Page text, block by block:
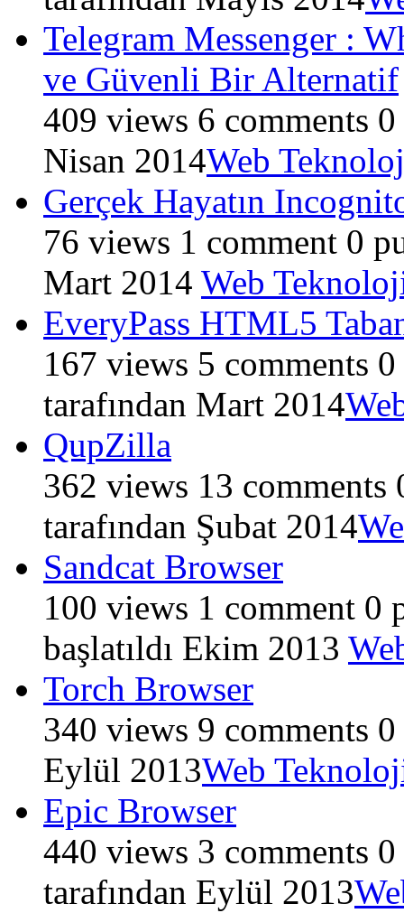
Telegram Messenger :
ve Güvenli Bir Alternatif
409 views 6 comments 0
Nisan 2014Web
Gerçek Hayatın
76 views 1 comment 0
Mart 2014 Web
EveryPass HTML5
167 views 5 comments 0
tarafından Mart 2014
QupZilla
362 views 13 comments
tarafından Şubat 2014
Sandcat Browser
100 views 1 comment 0
başlatıldı Ekim 2013
Torch Browser
340 views 9 comments 0
Eylül 2013Web
Epic Browser
440 views 3 comments 0
tarafından Eylül 2013